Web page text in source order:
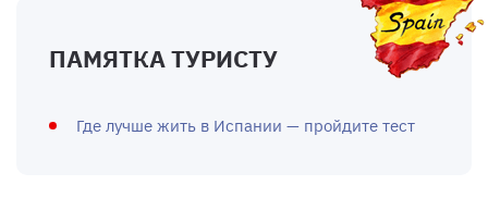
ПАМЯТКА ТУРИСТУ
Где лучше жить в Испании — пройдите тест